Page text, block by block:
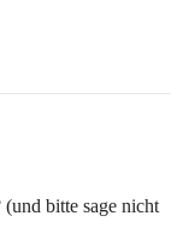
bitte sage nicht